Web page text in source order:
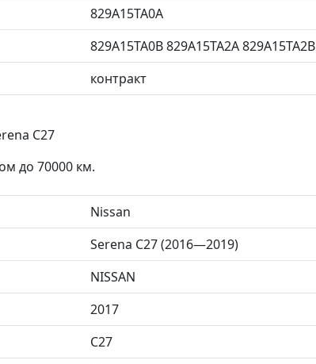
829A15TA0A
829A15TA0B 829A15TA2A 829A15TA2B
контракт
C27
до 70000 км.
Nissan
Serena C27 (2016—2019)
NISSAN
2017
C27